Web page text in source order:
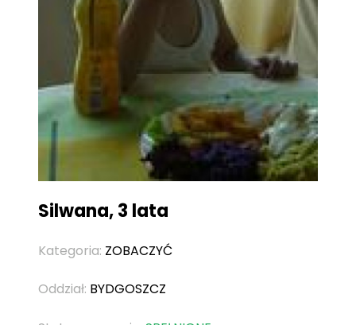
Silwana, 3 lata
Kategoria: ZOBACZYĆ
Oddział: BYDGOSZCZ